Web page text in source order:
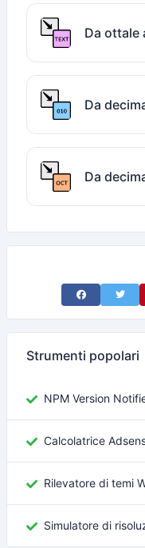
Da ottale
Da
Da
Share on
Strumenti popolari
NPM Version
Calcolatrice
Rilevatore di temi
Simulatore di